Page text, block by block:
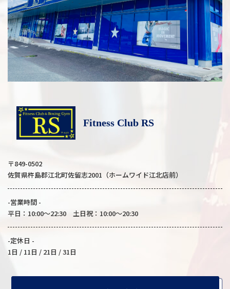
Fitness Club RS
〒849-0502
佐賀県杵島郡江北町佐留志2001（ホームワイド江北店前）
-営業時間 -
平日：10:00～22:30 土日祝：10:00～20:30
-定休日 -
1日 / 11日 / 21日 / 31日